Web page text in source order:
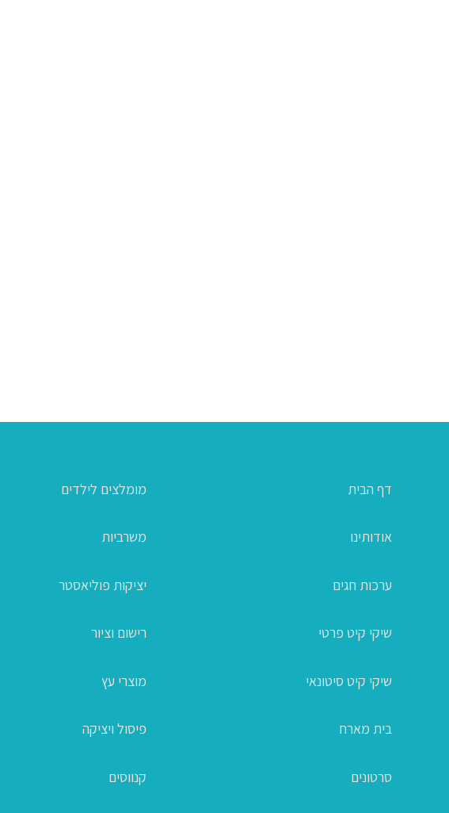
דף הבית
אודותינו
ערכות חגים
שיקי קיט פרטי
שיקי קיט סיטונאי
בית מארח
סרטונים
מומלצים לילדים
משרביות
יציקות פוליאסטר
רישום וציור
מוצרי עץ
פיסול ויציקה
קנווסים